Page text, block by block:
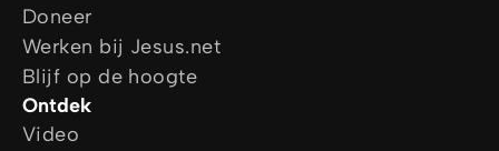
Doneer
Werken bij Jesus.net
Blijf op de hoogte
Ontdek
Video